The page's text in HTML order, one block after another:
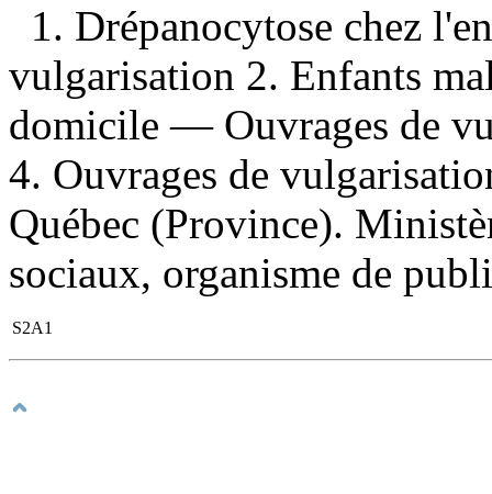
1. Drépanocytose chez
vulgarisation 2. Enfants
domicile — Ouvrages de
4. Ouvrages de
Québec (Province).
sociaux, organisme de
S2A1